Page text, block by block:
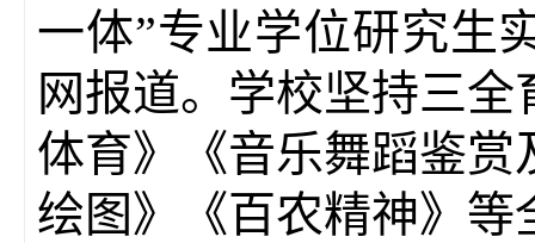
一体”专业学位研究生
网报道。学校坚持三
体育》《音乐舞蹈鉴
绘图》《百农精神》